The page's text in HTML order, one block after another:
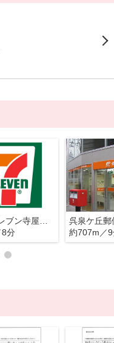
8分
呉泉ケ丘郵
約707m／